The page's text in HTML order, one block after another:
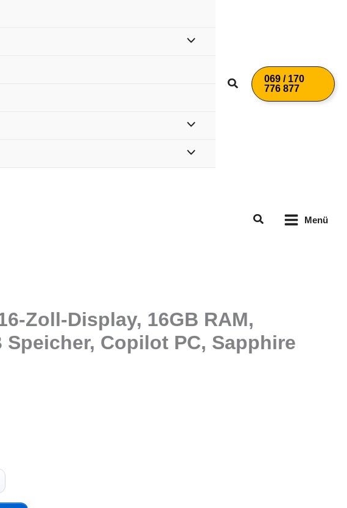
Suchen069 / 170
776 877
Suchen Menü
Zoll-Display, 16GB RAM,
Copilot PC, Sapphire